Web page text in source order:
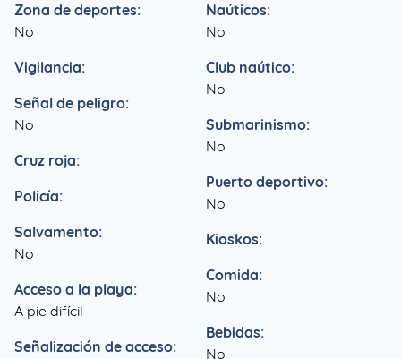
Zona de deportes:
No
Vigilancia:
Señal de peligro:
No
Cruz roja:
Policía:
Salvamento:
No
Acceso a la playa:
A pie difícil
Señalización de acceso:
Naúticos:
No
Club naútico:
No
Submarinismo:
No
Puerto deportivo:
No
Kioskos:
Comida:
No
Bebidas:
No